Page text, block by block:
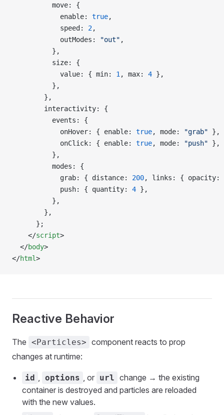
          move: {
            enable:
true,
            speed:
2,
            outModes:
"out" ,
          },
          size: {
            value: { min:
1 , max: 4 },
          },
        },
        interactivity: {
          events: {
            onHover: { enable:
true, mode: "grab" },
            onClick: { enable:
true, mode: "push" },
          },
          modes: {
            grab: { distance:
200, links: { opacity:
            push: { quantity:
4 },
          },
        },
      };
    </
script>
  </
body>
</html>
Reactive Behavior
The <Particles> component reacts to prop
changes at runtime:
id options , or url change → the existing
container is destroyed and particles are reloaded
with the new values.